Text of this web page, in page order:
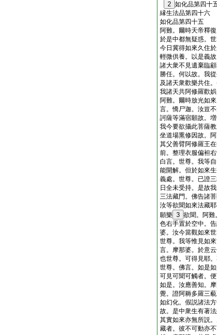
2 如化品第四十
縁生法品第四十六
如化品第四十五
阿難。爾時天帝釋
於是中都無疑惑。
今日冀得如來久住
輕微供養。以是義
諸大衆不見遺棄臨
勝任。何以故。我
及諸天衆歡樂共住
我諸天共阿修羅歡
阿難。爾時放光如
言。憍尸迦。汝豈
訶薩等滿宿願故。
我今要欲攝此菩薩
坐道場熏修因故。
其父善臂阿修羅王
前。整理衣服偏袒
白言。世尊。我等
能開解。但於如來
義處。世尊。已證
日全未受持。是故
三法藏門。佛告諸
汝等欲聞如來法藏
願樂 3 欲聞。阿難
色右手置於空中。
婆。汝今當觀如來
世尊。我等惟見如
言。摩那婆。於意
也世尊。可得見耶
世尊。佛言。如是
可見可聞可觸者。
如是。汝應善知。
覺。證阿耨多羅三
如幻化。假説諸法
故。是中衆生有著
其實如來亦無所説
藏者。彼不可動亦